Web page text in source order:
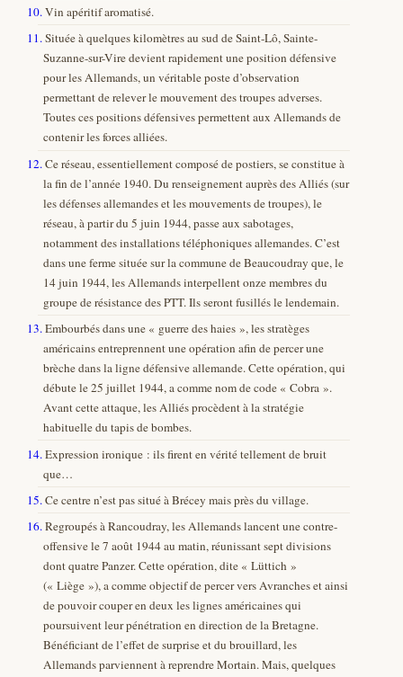
10.Vin apéritif aromatisé.
11.Située à quelques kilomètres au sud de Saint-Lô, Sainte-
Suzanne-sur-Vire devient rapidement une position défensive
pour les Allemands, un véritable poste d’observation
permettant de relever le mouvement des troupes adverses.
Toutes ces positions défensives permettent aux Allemands de
contenir les forces alliées.
12.Ce réseau, essentiellement composé de postiers, se constitue à
la fin de l’année 1940. Du renseignement auprès des Alliés (sur
les défenses allemandes et les mouvements de troupes), le
réseau, à partir du 5 juin 1944, passe aux sabotages,
notamment des installations téléphoniques allemandes. C’est
dans une ferme située sur la commune de Beaucoudray que, le
14 juin 1944, les Allemands interpellent onze membres du
groupe de résistance des PTT. Ils seront fusillés le lendemain.
13.Embourbés dans une « guerre des haies », les stratèges
américains entreprennent une opération afin de percer une
brèche dans la ligne défensive allemande. Cette opération, qui
débute le 25 juillet 1944, a comme nom de code « Cobra ».
Avant cette attaque, les Alliés procèdent à la stratégie
habituelle du tapis de bombes.
14.Expression ironique : ils firent en vérité tellement de bruit
que…
15.Ce centre n’est pas situé à Brécey mais près du village.
16.Regroupés à Rancoudray, les Allemands lancent une contre-
offensive le 7 août 1944 au matin, réunissant sept divisions
dont quatre Panzer. Cette opération, dite « Lüttich »
(« Liège »), a comme objectif de percer vers Avranches et ainsi
de pouvoir couper en deux les lignes américaines qui
poursuivent leur pénétration en direction de la Bretagne.
Bénéficiant de l’effet de surprise et du brouillard, les
Allemands parviennent à reprendre Mortain. Mais, quelques